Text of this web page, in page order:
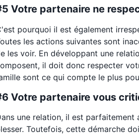
Votre partenaire ne
pourquoi il est également
les actions suivantes sont
les voir. En développant une
il doit donc respecter
sont ce qui compte le plus
Votre partenaire vous
une relation, il est
Toutefois, cette démarche